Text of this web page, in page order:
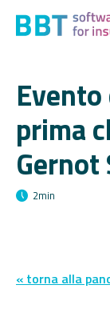
prima
Gernot
2min
« torna alla